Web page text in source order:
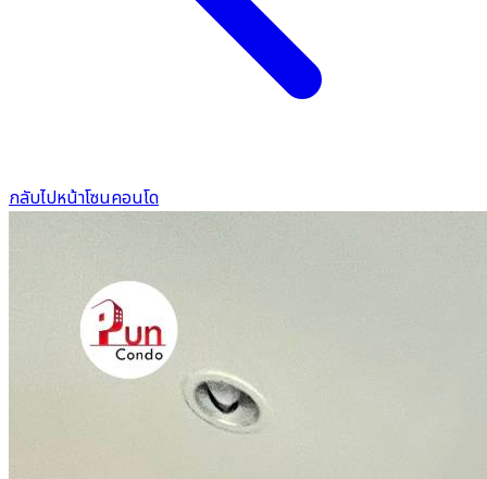
กลับไปหน้าโซนคอนโด